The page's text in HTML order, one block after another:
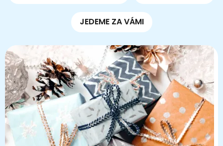
JEDEME ZA VÁMI